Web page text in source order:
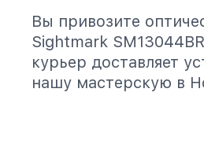
Вы привозите
Sightmark
курьер доставляет
нашу мастерскую в